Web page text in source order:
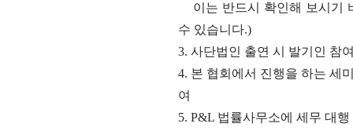
이는 반드시 확인해 보시기
수 있습니다.)
3. 사단법인 출연 시 발기인 참
4. 본 협회에서 진행을 하는 세
여
5. P&L 법률사무소에 세무 대